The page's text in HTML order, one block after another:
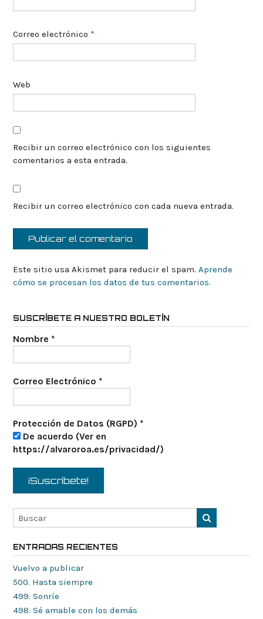
Correo electrónico *
Web
Recibir un correo electrónico con los siguientes
comentarios a esta entrada.
Recibir un correo electrónico con cada nueva entrada.
Este sitio usa Akismet para reducir el spam. Aprende
cómo se procesan los datos de tus comentarios.
SUSCRÍBETE A NUESTRO BOLETÍN
Nombre *
Correo Electrónico *
Protección de Datos (RGPD) *
De acuerdo (Ver en
https://alvaroroa.es/privacidad/)
ENTRADAS RECIENTES
Vuelvo a publicar
500. Hasta siempre
499. Sonríe
498. Sé amable con los demás